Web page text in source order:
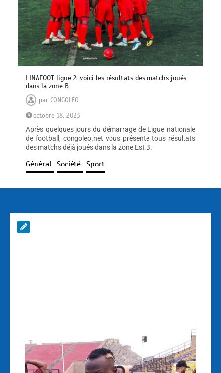
LINAFOOT ligue 2: voici les résultats des matchs joués
dans la zone B
parCONGOLEO
octobre 18, 2023
Après quelques jours du démarrage de Ligue nationale
de football, congoleo.net vous présente tous résultats
des matchs déjà joués dans la zone Est B.
Général Société Sport